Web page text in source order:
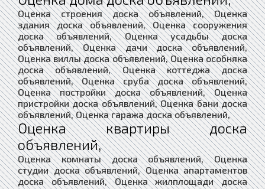
Оценка строения доска объявлений, Оценка
здания доска объявлений, Оценка сооружения
доска объявлений, Оценка усадьбы доска
объявлений, Оценка дачи доска объявлений,
Оценка виллы доска объявлений, Оценка особняка
доска объявлений, Оценка коттеджа доска
объявлений, Оценка сруба доска объявлений,
Оценка постройки доска объявлений, Оценка
пристройки доска объявлений, Оценка бани доска
объявлений, Оценка гаража доска объявлений,
Оценка квартиры доска
объявлений,
Оценка комнаты доска объявлений, Оценка
студии доска объявлений, Оценка апартаментов
доска объявлений, Оценка жилплощади доска